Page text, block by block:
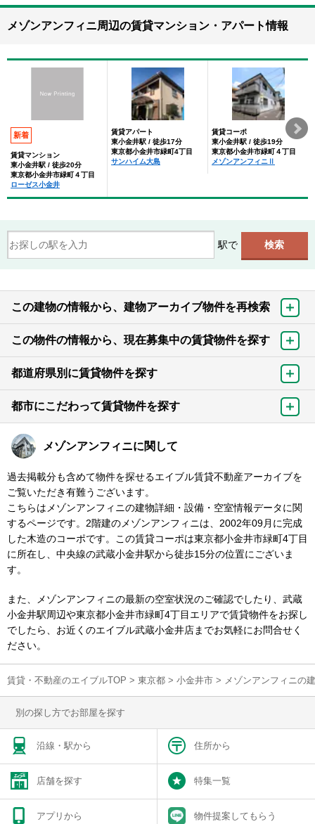
メゾンアンフィニ周辺の賃貸マンション・アパート情報
新着
賃貸マンション
東小金井駅 / 徒歩20分
東京都小金井市緑町４丁目
ローゼス小金井
賃貸アパート
東小金井駅 / 徒歩17分
東京都小金井市緑町4丁目
サンハイム大島
賃貸コーポ
東小金井駅 / 徒歩19分
東京都小金井市緑町４丁目
メゾンアンフィニⅡ
駅で
この建物の情報から、建物アーカイブ物件を再検索
この物件の情報から、現在募集中の賃貸物件を探す
都道府県別に賃貸物件を探す
都市にこだわって賃貸物件を探す
メゾンアンフィニに関して
過去掲載分も含めて物件を探せるエイブル賃貸不動産アーカイブを
ご覧いただき有難うございます。
こちらはメゾンアンフィニの建物詳細・設備・空室情報データに関
するページです。2階建のメゾンアンフィニは、2002年09月に完成
した木造のコーポです。この賃貸コーポは東京都小金井市緑町4丁目
に所在し、中央線の武蔵小金井駅から徒歩15分の位置にございま
す。
また、メゾンアンフィニの最新の空室状況のご確認でしたり、武蔵
小金井駅周辺や東京都小金井市緑町4丁目エリアで賃貸物件をお探し
でしたら、お近くのエイブル武蔵小金井店までお気軽にお問合せく
ださい。
賃貸・不動産のエイブルTOP > 東京都 > 小金井市 > メゾンアンフィニの
別の探し方でお部屋を探す
沿線・駅から 住所から
店舗を探す 特集一覧
アプリから 物件提案してもらう